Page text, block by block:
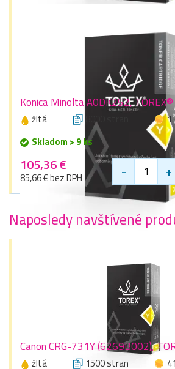
Konica Minolta A0DK252,
žltá 8000 stran
Skladom > 9 ks
105,36 €
85,66 € bez DPH - +
Naposledy navštívené
Canon CRG-731Y (6269B002),
žltá 1500 stran